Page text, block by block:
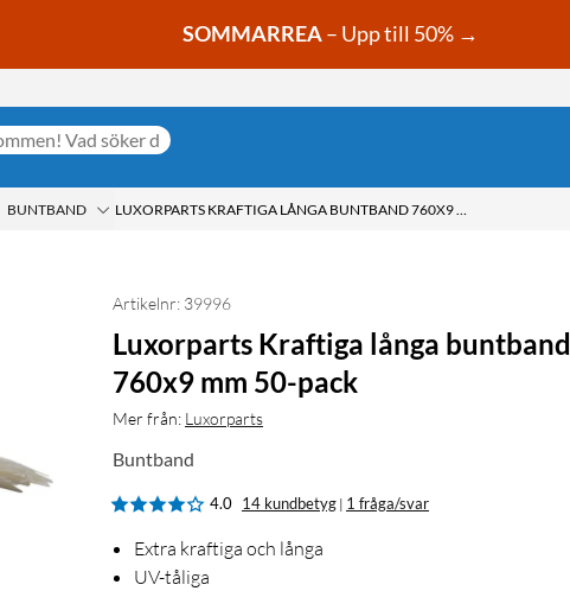
SOMMARREA– Upp till 50% →
BUNTBAND LUXORPARTS KRAFTIGA LÅNGA BUNTBAND 760X9 MM 50-PACK
Artikelnr: 39996
Luxorparts Kraftiga långa buntband
760x9 mm 50-pack
Mer från: Luxorparts
Buntband
4.0 14 kundbetyg | 1 fråga/svar
Extra kraftiga och långa
UV-tåliga